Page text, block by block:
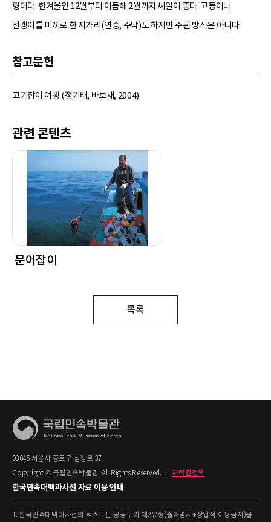
형태다. 한겨울인 12월부터 이듬해 2월까지 씨알이 좋다. 고등어나
전갱이를 미끼로 한 지가리(연승, 주낙)도 하지만 주된 방식은 아니다.
참고문헌
고기잡이 여행 (정기태, 바보새, 2004)
관련 콘텐츠
문어잡이
목록
03045 서울시 종로구 삼청로 37
Copyright © 국립민속박물관. All Rights Reserved.
저작권정책
한국민속대백과사전 자료 이용 안내
1. 한국민속대백과사전의 텍스트는 공공누리 제2유형(출처명시+상업적 이용금지)을